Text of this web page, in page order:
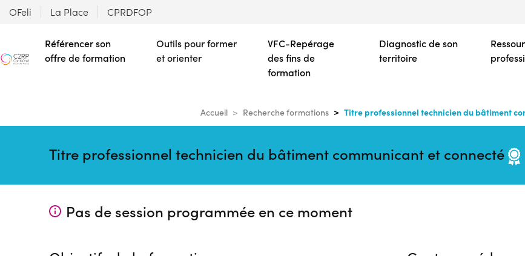
contenu
principal
OFeli La Place CPRDFOP
Référencer son
offre de formation
Outils pour former
et orienter
VFC-Repérage
des fins de
formation
Diagnostic de son
territoire
Accueil Recherche formations Titre professionnel technicien du bâtiment
Titre professionnel technicien du bâtiment communicant et connecté
Pas de session programmée en ce moment